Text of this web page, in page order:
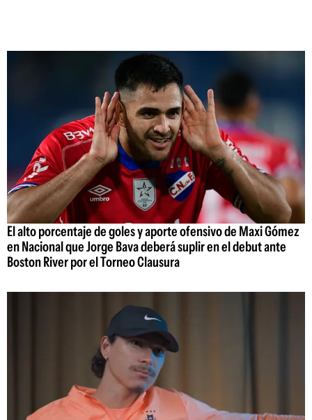
El alto porcentaje de goles y aporte ofensivo de Maxi Gómez
en Nacional que Jorge Bava deberá suplir en el debut ante
Boston River por el Torneo Clausura